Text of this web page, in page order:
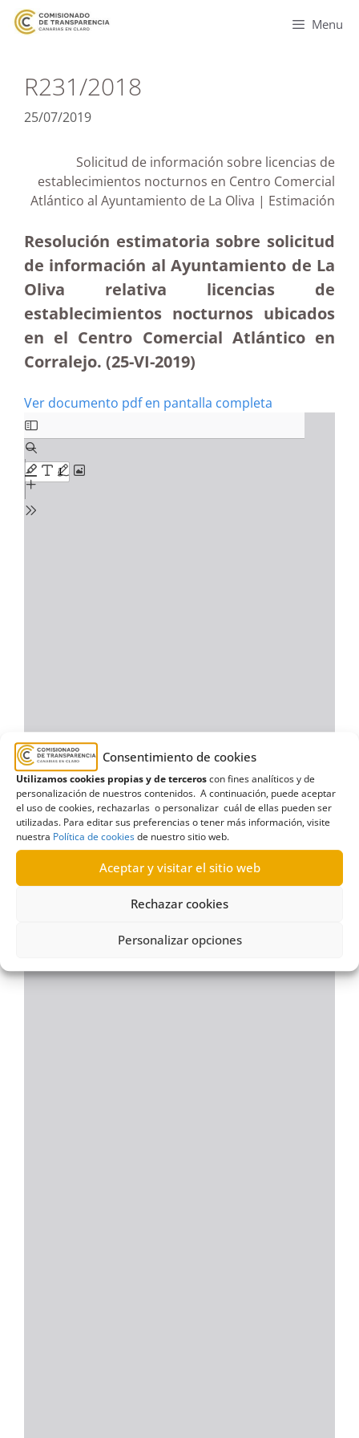
Consentimiento de cookies
Utilizamos cookies propias y de terceroscon fines analíticos y de
personalización de nuestros contenidos. A continuación, puede aceptar
el uso de cookies, rechazarlas o personalizar cuál de ellas pueden ser
utilizadas. Para editar sus preferencias o tener más información, visite
nuestra Política de cookiesde nuestro sitio web.
Aceptar y visitar el sitio web
Rechazar cookies
Personalizar opciones
Menu
R231/2018
25/07/2019
Solicitud de información sobre licencias de
establecimientos nocturnos en Centro Comercial
Atlántico al Ayuntamiento de La Oliva | Estimación
Resolución estimatoria sobre solicitud
de información al Ayuntamiento de La
Oliva relativa licencias de
establecimientos nocturnos ubicados
en el Centro Comercial Atlántico en
Corralejo. (25-VI-2019)
Ver documento pdf en pantalla completa